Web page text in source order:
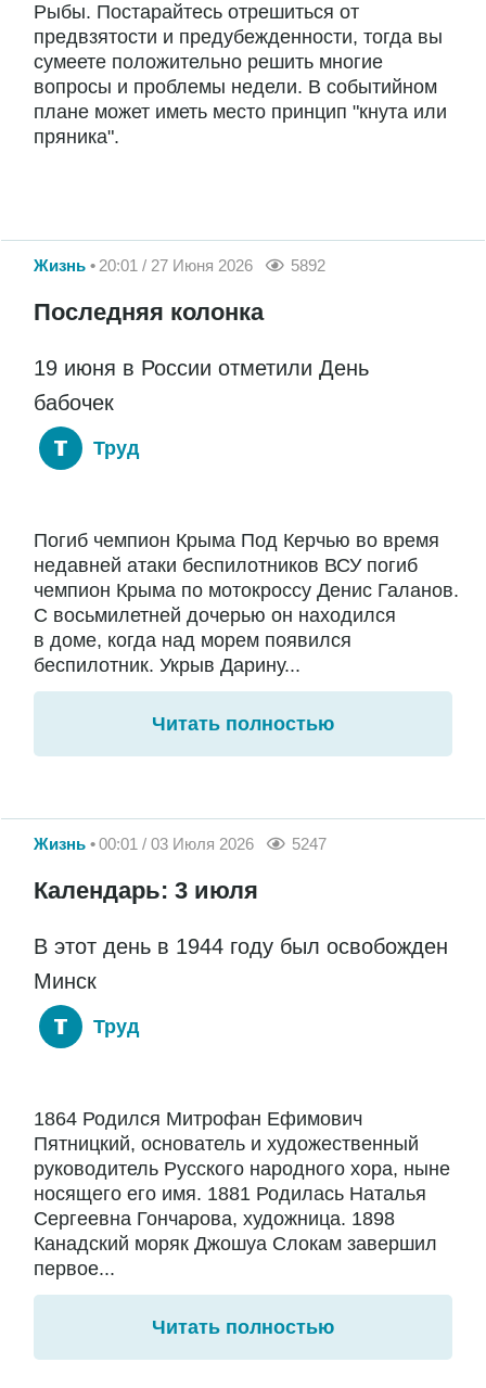
Рыбы. Постарайтесь отрешиться от
предвзятости и предубежденности, тогда вы
сумеете положительно решить многие
вопросы и проблемы недели. В событийном
плане может иметь место принцип "кнута или
пряника".
Жизнь 20:01 / 27 Июня 2026 5892
Последняя колонка
19 июня в России отметили День
бабочек
Труд
Погиб чемпион Крыма Под Керчью во время
недавней атаки беспилотников ВСУ погиб
чемпион Крыма по мотокроссу Денис Галанов.
С восьмилетней дочерью он находился
в доме, когда над морем появился
беспилотник. Укрыв Дарину...
Читать полностью
Жизнь 00:01 / 03 Июля 2026 5247
Календарь: 3 июля
В этот день в 1944 году был освобожден
Минск
Труд
1864 Родился Митрофан Ефимович
Пятницкий, основатель и художественный
руководитель Русского народного хора, ныне
носящего его имя. 1881 Родилась Наталья
Сергеевна Гончарова, художница. 1898
Канадский моряк Джошуа Слокам завершил
первое...
Читать полностью